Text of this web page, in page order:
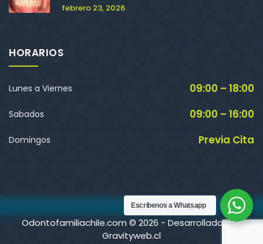
febrero 23, 2026
HORARIOS
Lunes a Viernes 09:00 – 18:00
Sabados 09:00 – 16:00
Domingos Previa Cita
Odontofamiliachile.com © 2026 - Desarrollado por:
Gravityweb.cl
Escribenos a Whatsapp